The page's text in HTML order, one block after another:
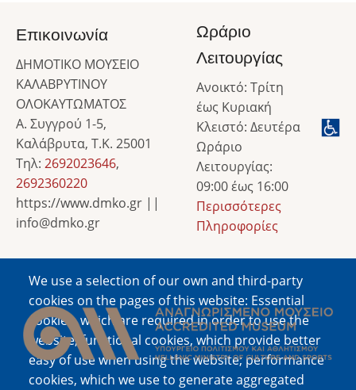
We use a selection of our own and third-party
cookies on the pages of this website: Essential
cookies, which are required in order to use the
website; functional cookies, which provide better
easy of use when using the website; performance
cookies, which we use to generate aggregated
Επικοινωνία
ΔΗΜΟΤΙΚΟ ΜΟΥΣΕΙΟ
ΚΑΛΑΒΡΥΤΙΝΟΥ
ΟΛΟΚΑΥΤΩΜΑΤΟΣ
Α. Συγγρού 1-5,
Καλάβρυτα, Τ.Κ. 25001
Τηλ: 2692023646,
2692360220
https://www.dmko.gr ||
info@dmko.gr
Ωράριο
Λειτουργίας
Ανοικτό: Τρίτη
έως Κυριακή
Κλειστό: Δευτέρα
Ωράριο
Λειτουργίας:
09:00 έως 16:00
Περισσότερες
Πληροφορίες
Image